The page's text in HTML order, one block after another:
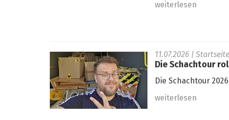
weiterlesen
11.07.2026 |
Die Schachtour
Die Schachtour
weiterlesen